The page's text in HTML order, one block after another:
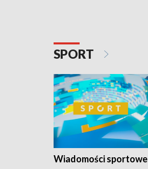
SPORT
Wiadomości sportowe